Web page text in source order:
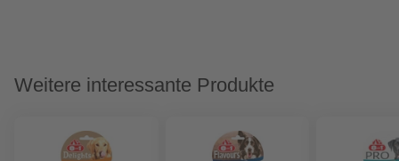
Weitere interessante Produkte